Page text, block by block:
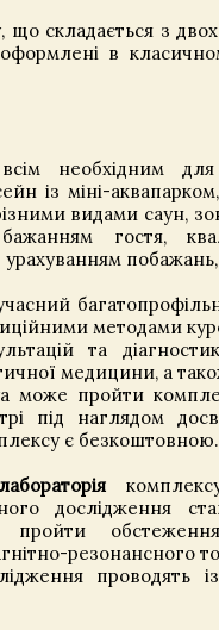
складається з двох
в
необхідним
із міні-
видами саун,
гостя,
побажань,
методами
та
медицини, а
може пройти
під наглядом
є безкоштовною.
дослідження
пройти
резонансного
проводять